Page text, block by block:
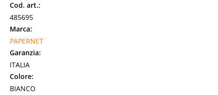
Cod. art.:
485695
Marca:
PAPERNET
Garanzia:
ITALIA
Colore:
BIANCO